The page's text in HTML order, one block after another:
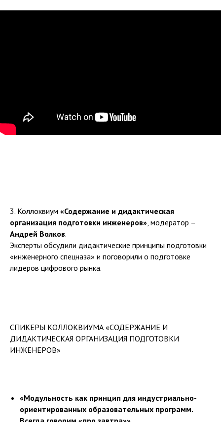
3. Коллоквиум «Содержание и дидактическая
организация подготовки инженеров», модератор –
Андрей Волков.
Эксперты обсудили дидактические принципы подготовки
«инженерного спецназа» и поговорили о подготовке
лидеров цифрового рынка.
СПИКЕРЫ КОЛЛОКВИУМА «СОДЕРЖАНИЕ И
ДИДАКТИЧЕСКАЯ ОРГАНИЗАЦИЯ ПОДГОТОВКИ
ИНЖЕНЕРОВ»
«Модульность как принцип для индустриально-
ориентированных образовательных программ.